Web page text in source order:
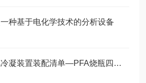
种基于电化学技术的分析设备
南京瑞尼克氟化氢冷凝装置装配清单—PFA烧瓶四氟冷凝管PFA吸收瓶